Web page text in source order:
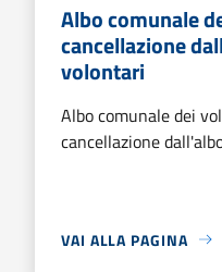
Albo comunale
cancellazione
volontari
Albo comunale dei
cancellazione
VAI ALLA PAGINA